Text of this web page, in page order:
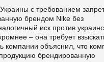
с требованием
брендом Nike без
иск против
– она требует
компании объяснил, что
брендированную